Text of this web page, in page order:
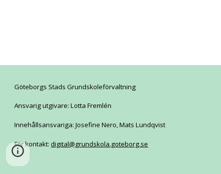
Göteborgs Stads Grundskoleförvaltning
Ansvarig utgivare: Lotta Fremlén
Innehållsansvariga: Josefine Nero, Mats Lundqvist
För kontakt:digital@grundskola.goteborg.se